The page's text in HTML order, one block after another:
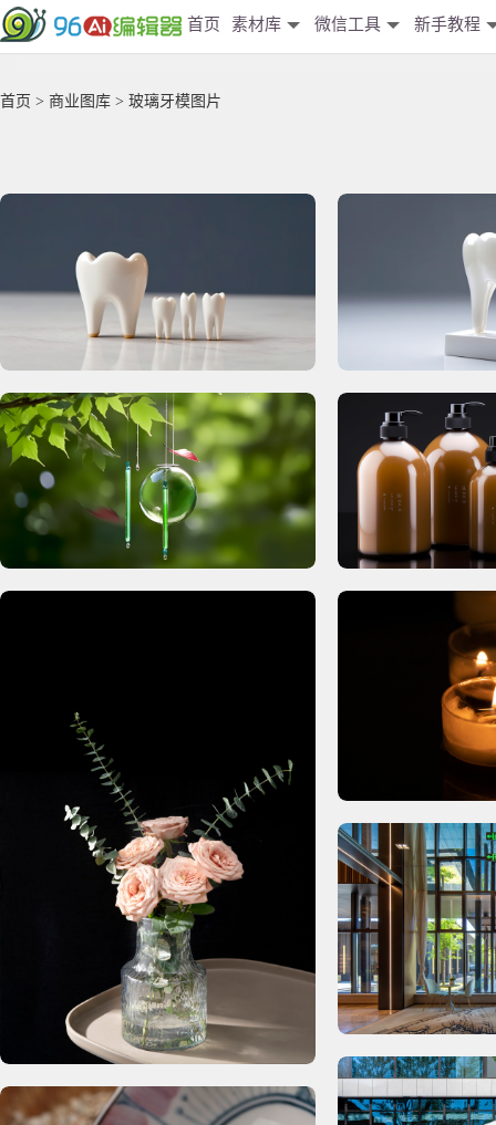
首页 素材库 微信工具 新手教程
首页 > 商业图库 > 玻璃牙模图片